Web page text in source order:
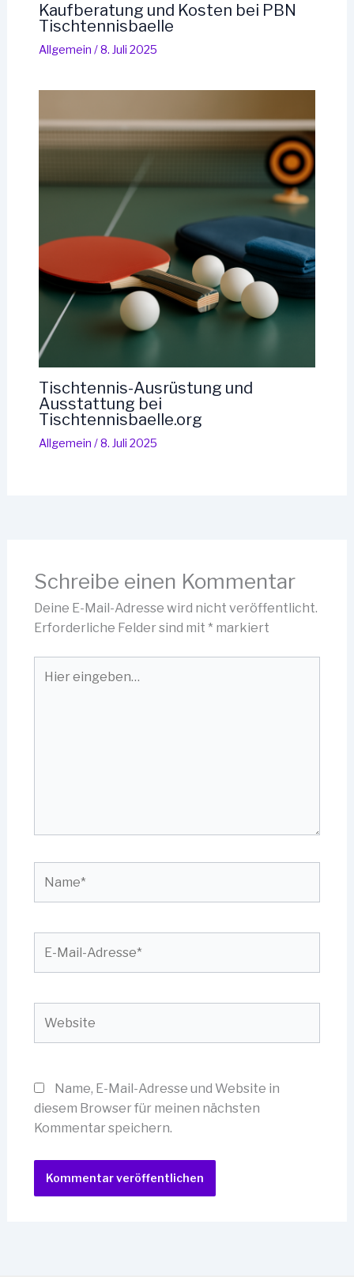
Kaufberatung und Kosten bei PBN
Tischtennisbaelle
Allgemein /8. Juli 2025
Tischtennis-Ausrüstung und
Ausstattung bei
Tischtennisbaelle.org
Allgemein /8. Juli 2025
Schreibe einen Kommentar
Deine E-Mail-Adresse wird nicht veröffentlicht.
Erforderliche Felder sind mit * markiert
eingeben…
Mail-
Name, E-Mail-Adresse und Website in
diesem Browser für meinen nächsten
Kommentar speichern.